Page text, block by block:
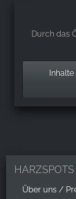
Durch das
HARZSPOTS
Über uns /